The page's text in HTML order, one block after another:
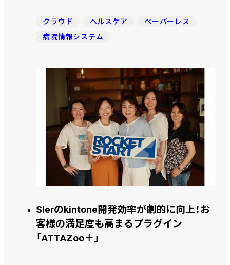
ムでは複雑な制御をしており、kintone で実現できるの
いったのか、事務部 総務課 係長 石合 仁氏、事務部 情報
管理課 係長、𠮷澤 直人氏にお話を伺いました。
クラウド ヘルスケア
ペーパーレス
病院情報システム
SIerのkintone開発効率が劇的に向上！お
客様の満足度も高まるプラグイン
「ATTAZoo＋」